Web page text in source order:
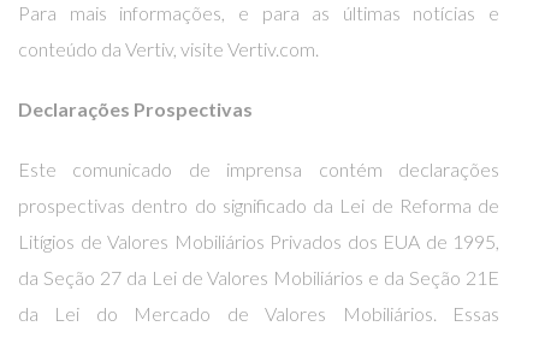
Para mais informações, e para as últimas notícias e
conteúdo da Vertiv, visite Vertiv.com.
Declarações Prospectivas
Este comunicado de imprensa contém declarações
prospectivas dentro do significado da Lei de Reforma de
Litígios de Valores Mobiliários Privados dos EUA de 1995,
da Seção 27 da Lei de Valores Mobiliários e da Seção 21E
da Lei do Mercado de Valores Mobiliários. Essas